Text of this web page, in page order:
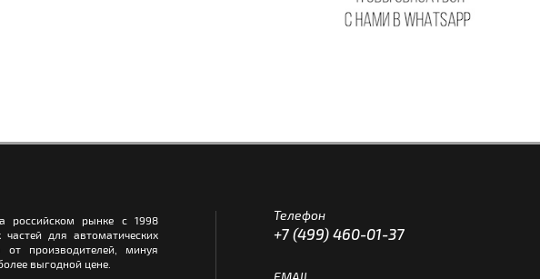
российском рынке с 1998
для автоматических
производителей, минуя
выгодной цене.
Телефон
+7 (499) 460-01-37